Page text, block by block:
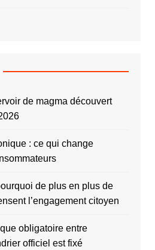
de magma découvert
: ce qui change
de plus en plus de
l’engagement citoyen
obligatoire entre
officiel est fixé